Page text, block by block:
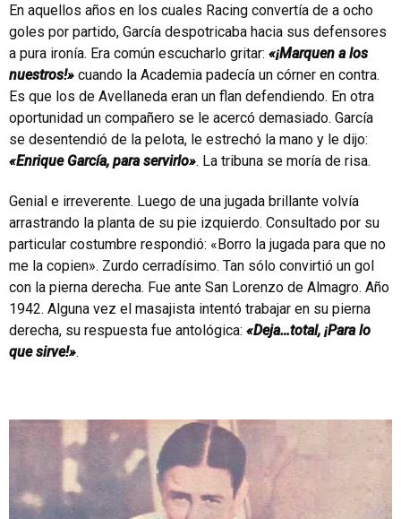
En aquellos años en los cuales Racing convertía de a ocho
goles por partido, García despotricaba hacia sus defensores
a pura ironía. Era común escucharlo gritar: «¡Marquen a los
nuestros!» cuando la Academia padecía un córner en contra.
Es que los de Avellaneda eran un flan defendiendo. En otra
oportunidad un compañero se le acercó demasiado. García
se desentendió de la pelota, le estrechó la mano y le dijo:
«Enrique García, para servirlo». La tribuna se moría de risa.
Genial e irreverente. Luego de una jugada brillante volvía
arrastrando la planta de su pie izquierdo. Consultado por su
particular costumbre respondió: «Borro la jugada para que no
me la copien». Zurdo cerradísimo. Tan sólo convirtió un gol
con la pierna derecha. Fue ante San Lorenzo de Almagro. Año
1942. Alguna vez el masajista intentó trabajar en su pierna
derecha, su respuesta fue antológica: «Deja…total, ¡Para lo
que sirve!».